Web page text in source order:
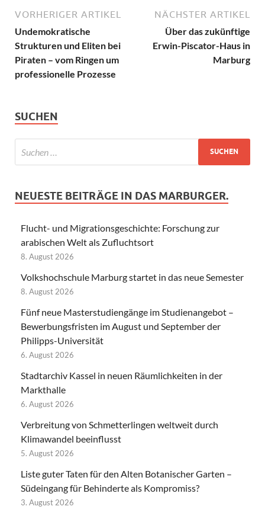
VORHERIGER ARTIKEL
Undemokratische
Strukturen und Eliten bei
Piraten – vom Ringen um
professionelle Prozesse
NÄCHSTER ARTIKEL
Über das zukünftige
Erwin-Piscator-Haus in
Marburg
SUCHEN
NEUESTE BEITRÄGE IN DAS MARBURGER.
Flucht- und Migrationsgeschichte: Forschung zur
arabischen Welt als Zufluchtsort
8. August 2026
Volkshochschule Marburg startet in das neue Semester
8. August 2026
Fünf neue Masterstudiengänge im Studienangebot –
Bewerbungsfristen im August und September der
Philipps-Universität
6. August 2026
Stadtarchiv Kassel in neuen Räumlichkeiten in der
Markthalle
6. August 2026
Verbreitung von Schmetterlingen weltweit durch
Klimawandel beeinflusst
5. August 2026
Liste guter Taten für den Alten Botanischer Garten –
Südeingang für Behinderte als Kompromiss?
3. August 2026